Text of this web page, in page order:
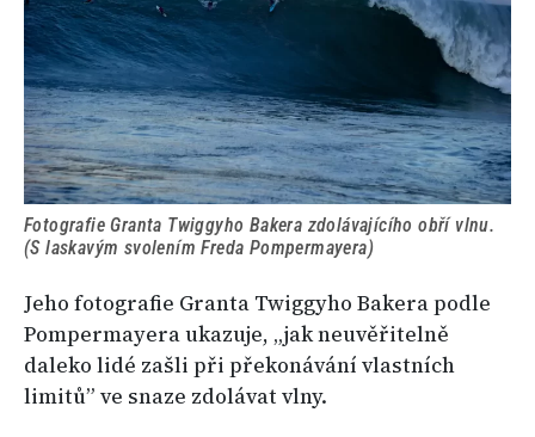
Fotografie Granta Twiggyho Bakera zdolávajícího obří vlnu.
(S laskavým svolením Freda Pompermayera)
Jeho fotografie Granta Twiggyho Bakera podle
Pompermayera ukazuje, „jak neuvěřitelně
daleko lidé zašli při překonávání vlastních
limitů” ve snaze zdolávat vlny.